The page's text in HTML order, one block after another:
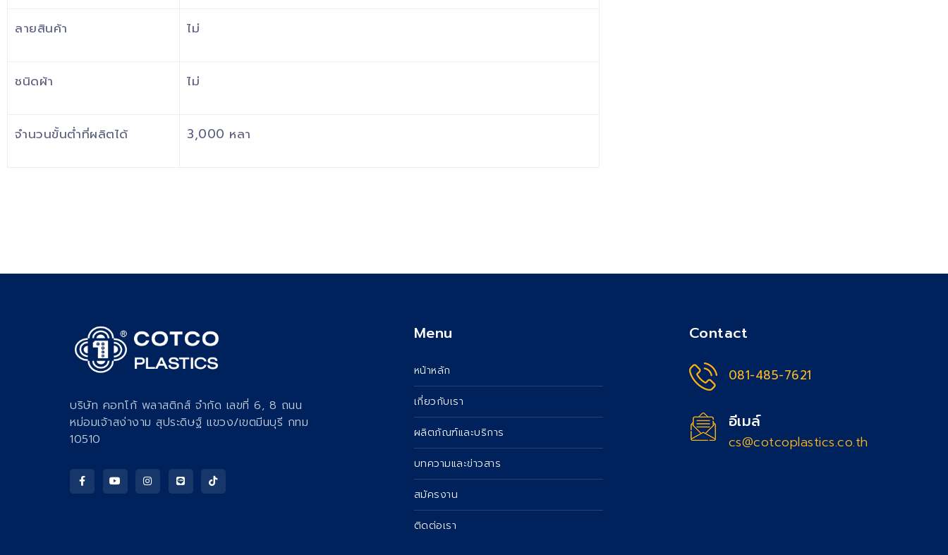
ลายสินค้า ไม่
ชนิดผ้า ไม่
จำนวนขั้นต่ำที่ผลิตได้ 3,000 หลา
บริษัท คอทโก้ พลาสติกส์ จำกัด เลขที่ 6, 8 ถนน
หม่อมเจ้าสง่างาม สุประดิษฐ์ แขวง/เขตมีนบุรี กทม
10510
Menu
หน้าหลัก
เกี่ยวกับเรา
ผลิตภัณฑ์และบริการ
บทความและข่าวสาร
สมัครงาน
ติดต่อเรา
Contact
081-485-7621
อีเมล์
cs@cotcoplastics.co.th